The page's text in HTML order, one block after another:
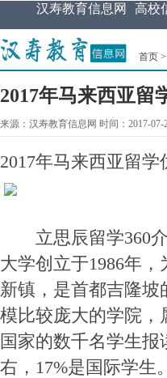
汉寿教育信息网 高校
首页 >
2017年马来西亚留
来源：汉寿教育信息网 时间：2017-07-
2017年马来西亚留学
立思辰留学360介
大学创立于1986年
新镇，是首都吉隆
模比较庞大的学院，
国家的数千名学生
右，17%是国际学生